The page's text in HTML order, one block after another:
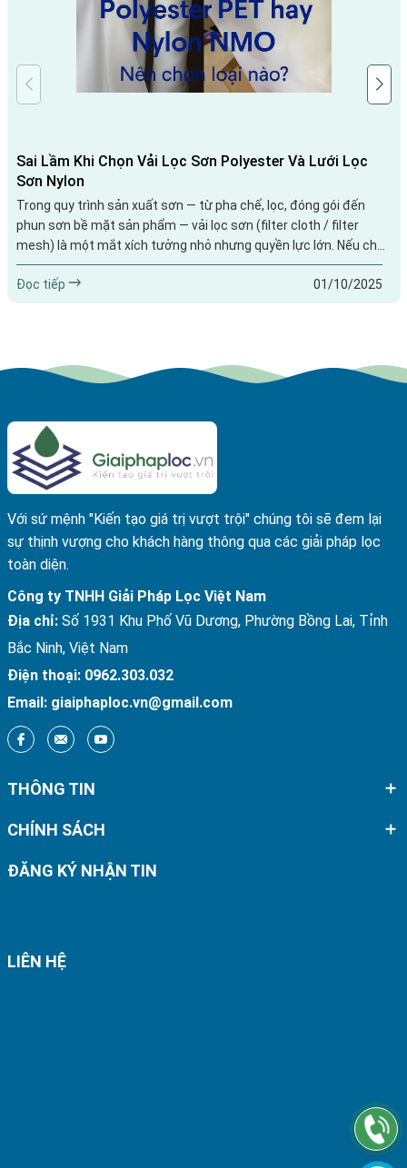
Sai Lầm Khi Chọn Vải Lọc Sơn Polyester Và Lưới Lọc
Sơn Nylon
Trong quy trình sản xuất sơn — từ pha chế, lọc, đóng gói đến
phun sơn bề mặt sản phẩm — vải lọc sơn (filter cloth / filter
mesh) là một mắt xích tưởng nhỏ nhưng quyền lực lớn. Nếu chọn
đúng, nó giúp loại bỏ cặn bẩn, bong tróc, tạp chất, đảm bảo lớp
sơn mịn, đồng đều và không lỗi. Nếu chọn sai — sử dụng vải lọc
chất lượng kém, sai loại (ví dụ polyester khi nên...
Đọc tiếp 01/10/2025
Với sứ mệnh "Kiến tạo giá trị vượt trội" chúng tôi sẽ đem lại
sự thịnh vượng cho khách hàng thông qua các giải pháp lọc
toàn diện.
Công ty TNHH Giải Pháp Lọc Việt Nam
Địa chỉ: Số 1931 Khu Phố Vũ Dương, Phường Bồng Lai, Tỉnh
Bắc Ninh, Việt Nam
Điện thoại: 0962.303.032
Email: giaiphaploc.vn@gmail.com
THÔNG TIN
CHÍNH SÁCH
ĐĂNG KÝ NHẬN TIN
LIÊN HỆ